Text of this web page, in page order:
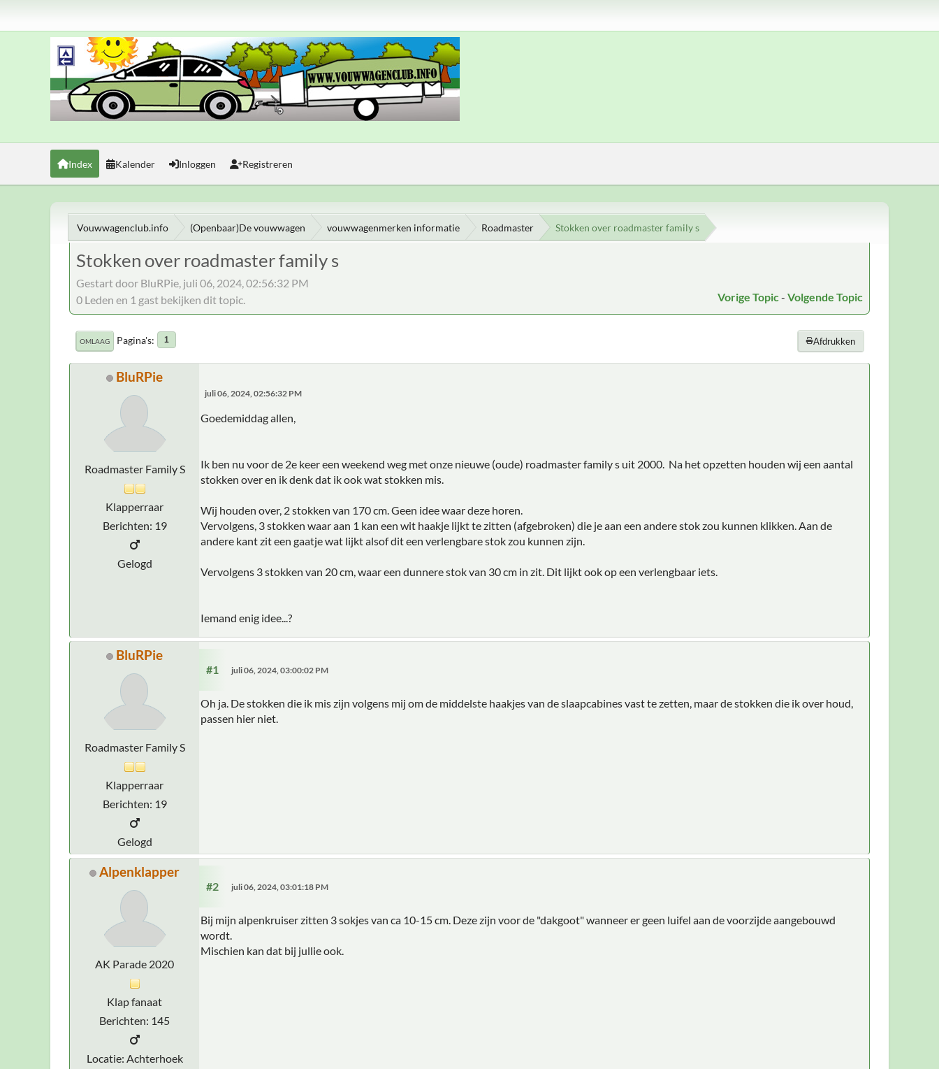
Index Kalender Inloggen Registreren
Vouwwagenclub.info (Openbaar)De vouwwagen vouwwagenmerken informatie Roadmaster Stokken over roadmaster family s
Stokken over roadmaster family s
Gestart door BluRPie, juli 06, 2024, 02:56:32 PM
Vorige Topic - Volgende Topic
0 Leden en 1 gast bekijken dit topic.
Afdrukken
OMLAAG Pagina's 1
BluRPie
Roadmaster Family S
Klapperraar
Berichten: 19
Gelogd
juli 06, 2024, 02:56:32 PM
Goedemiddag allen,
Ik ben nu voor de 2e keer een weekend weg met onze nieuwe (oude) roadmaster family s uit 2000. Na het opzetten houden wij een aantal
stokken over en ik denk dat ik ook wat stokken mis.
Wij houden over, 2 stokken van 170 cm. Geen idee waar deze horen.
Vervolgens, 3 stokken waar aan 1 kan een wit haakje lijkt te zitten (afgebroken) die je aan een andere stok zou kunnen klikken. Aan de
andere kant zit een gaatje wat lijkt alsof dit een verlengbare stok zou kunnen zijn.
Vervolgens 3 stokken van 20 cm, waar een dunnere stok van 30 cm in zit. Dit lijkt ook op een verlengbaar iets.
Iemand enig idee...?
BluRPie
Roadmaster Family S
Klapperraar
Berichten: 19
Gelogd
#1 juli 06, 2024, 03:00:02 PM
Oh ja. De stokken die ik mis zijn volgens mij om de middelste haakjes van de slaapcabines vast te zetten, maar de stokken die ik over houd,
passen hier niet.
Alpenklapper
AK Parade 2020
Klap fanaat
Berichten: 145
Locatie: Achterhoek
#2 juli 06, 2024, 03:01:18 PM
Bij mijn alpenkruiser zitten 3 sokjes van ca 10-15 cm. Deze zijn voor de "dakgoot" wanneer er geen luifel aan de voorzijde aangebouwd
wordt.
Mischien kan dat bij jullie ook.